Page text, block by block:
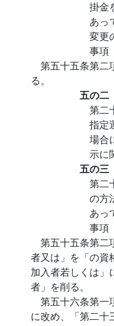
掛金
あっ
変更
事項
第五十五条第二
る。
五の二
第二
指定
場合
示に
五の三
第二
の方
あっ
事項
第五十五条第二
者又は」を「の資
加入者若しくは」
者」を削る。
第五十六条第一
に改め、「第二十